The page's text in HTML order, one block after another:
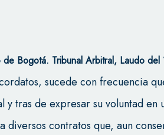
de Bogotá. Tribunal Arbitral, Laudo
sucede con frecuencia
y tras de expresar su voluntad en
diversos contratos que, aun